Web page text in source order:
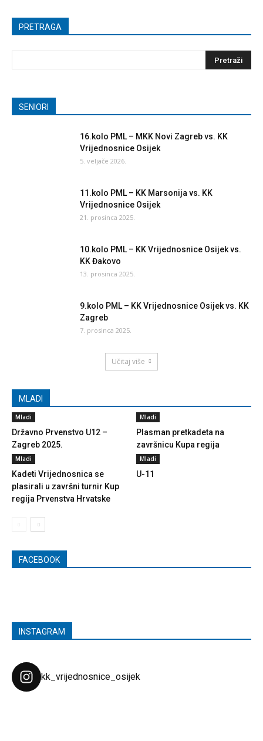
PRETRAGA
SENIORI
16.kolo PML – MKK Novi Zagreb vs. KK
Vrijednosnice Osijek
5. veljače 2026.
11.kolo PML – KK Marsonija vs. KK
Vrijednosnice Osijek
21. prosinca 2025.
10.kolo PML – KK Vrijednosnice Osijek vs.
KK Đakovo
13. prosinca 2025.
9.kolo PML – KK Vrijednosnice Osijek vs. KK
Zagreb
7. prosinca 2025.
Učitaj više
MLADI
Mladi
Državno Prvenstvo U12 –
Zagreb 2025.
Mladi
Plasman pretkadeta na
završnicu Kupa regija
Mladi
Kadeti Vrijednosnica se
plasirali u završni turnir Kup
regija Prvenstva Hrvatske
Mladi
U-11
FACEBOOK
INSTAGRAM
kk_vrijednosnice_osijek